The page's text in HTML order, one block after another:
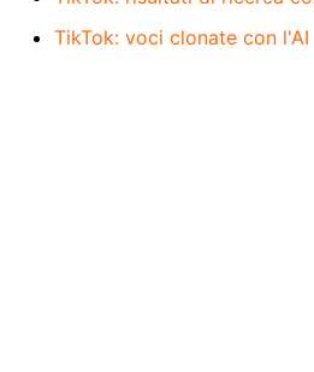
TikTok: voci clonate con l'AI